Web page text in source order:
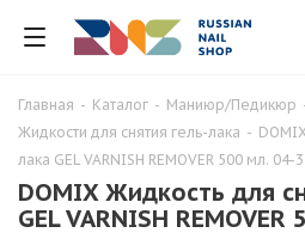
Главная - Каталог - Маниюр/Педикюр
Жидкости для снятия гель-лака -
лака GEL VARNISH REMOVER 500 мл. 04-
DOMIX Жидкость для
GEL VARNISH